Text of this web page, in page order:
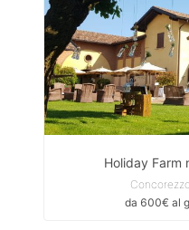
Holiday Farm
da 600€ al